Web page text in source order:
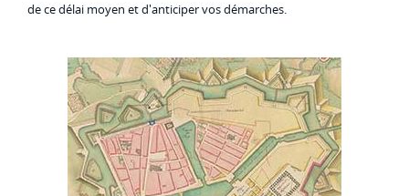
de ce délai moyen et d'anticiper vos démarches.